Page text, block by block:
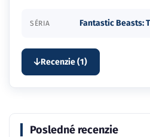
SÉRIA Fantastic Beasts:
Recenzie (1)
Posledné recenzie